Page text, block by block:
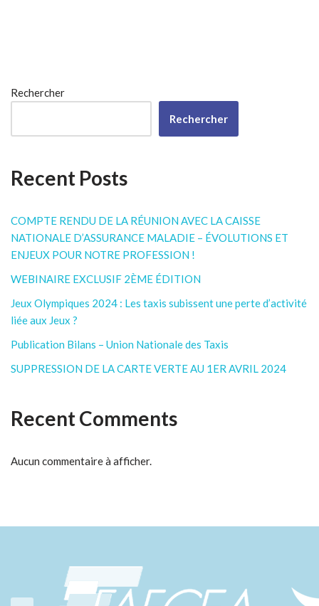
Rechercher
Rechercher
Recent Posts
COMPTE RENDU DE LA RÉUNION AVEC LA CAISSE
NATIONALE D’ASSURANCE MALADIE – ÉVOLUTIONS ET
ENJEUX POUR NOTRE PROFESSION !
WEBINAIRE EXCLUSIF 2ÈME ÉDITION
Jeux Olympiques 2024 : Les taxis subissent une perte d’activité
liée aux Jeux ?
Publication Bilans – Union Nationale des Taxis
SUPPRESSION DE LA CARTE VERTE AU 1ER AVRIL 2024
Recent Comments
Aucun commentaire à afficher.